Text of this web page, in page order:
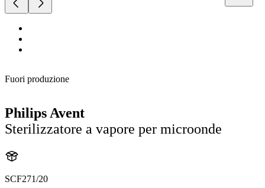
Fuori produzione
Philips Avent
Sterilizzatore a vapore per microonde
SCF271/20